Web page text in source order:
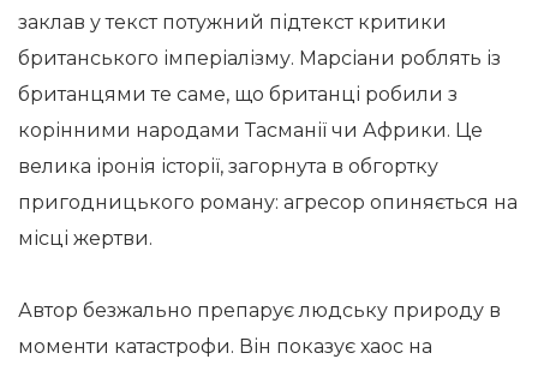
заклав у текст потужний підтекст критики
британського імперіалізму. Марсіани роблять із
британцями те саме, що британці робили з
корінними народами Тасманії чи Африки. Це
велика іронія історії, загорнута в обгортку
пригодницького роману: агресор опиняється на
місці жертви.
Автор безжально препарує людську природу в
моменти катастрофи. Він показує хаос на